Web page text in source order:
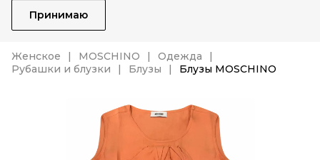
Принимаю
Женское MOSCHINO
Одежда
Рубашки и блузки
Блузы Блузы MOSCHINO